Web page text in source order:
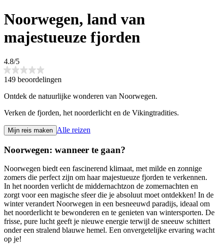
Noorwegen, land van
majestueuze fjorden
4.8/5
149 beoordelingen
Ontdek de natuurlijke wonderen van Noorwegen.
Verken de fjorden, het noorderlicht en de Vikingtradities.
Mijn reis maken Alle reizen
Noorwegen: wanneer te gaan?
Noorwegen biedt een fascinerend klimaat, met milde en zonnige
zomers die perfect zijn om haar majestueuze fjorden te verkennen.
In het noorden verlicht de middernachtzon de zomernachten en
zorgt voor een magische sfeer die je absoluut moet ontdekken! In de
winter verandert Noorwegen in een besneeuwd paradijs, ideaal om
het noorderlicht te bewonderen en te genieten van wintersporten. De
frisse, pure lucht geeft je nieuwe energie terwijl de sneeuw schittert
onder een stralend blauwe hemel. Een onvergetelijke ervaring wacht
op je!